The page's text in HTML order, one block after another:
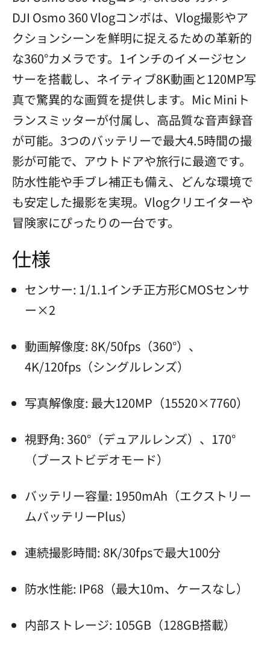
DJI Osmo 360 Vlogコンボは、Vlog撮影やア
クションシーンを鮮明に捉えるための革新的
な360°カメラです。1インチのイメージセン
サーを搭載し、ネイティブ8K動画と120MP写
真で驚異的な画質を提供します。Mic Miniト
ランスミッターが付属し、高品質な音声録音
が可能。3つのバッテリーで最大4.5時間の撮
影が可能で、アウトドアや旅行に最適です。
防水性能や手ブレ補正も備え、どんな環境で
も安定した撮影を実現。Vlogクリエイターや
冒険家にぴったりの一台です。
仕様
センサー: 1/1.1インチ正方形CMOSセンサ
ー×2
動画解像度: 8K/50fps（360°）、
4K/120fps（シングルレンズ）
写真解像度: 最大120MP（15520×7760）
視野角: 360°（デュアルレンズ）、170°
（ブーストビデオモード）
バッテリー容量: 1950mAh（エクストリー
ムバッテリーPlus）
連続撮影時間: 8K/30fpsで最大100分
防水性能: IP68（最大10m、ケースなし）
内部ストレージ: 105GB（128GB搭載）